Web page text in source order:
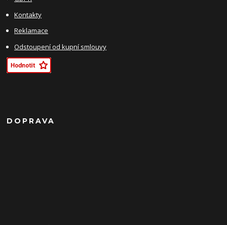
Kontakty
Reklamace
Odstoupení od kupní smlouvy
DOPRAVA